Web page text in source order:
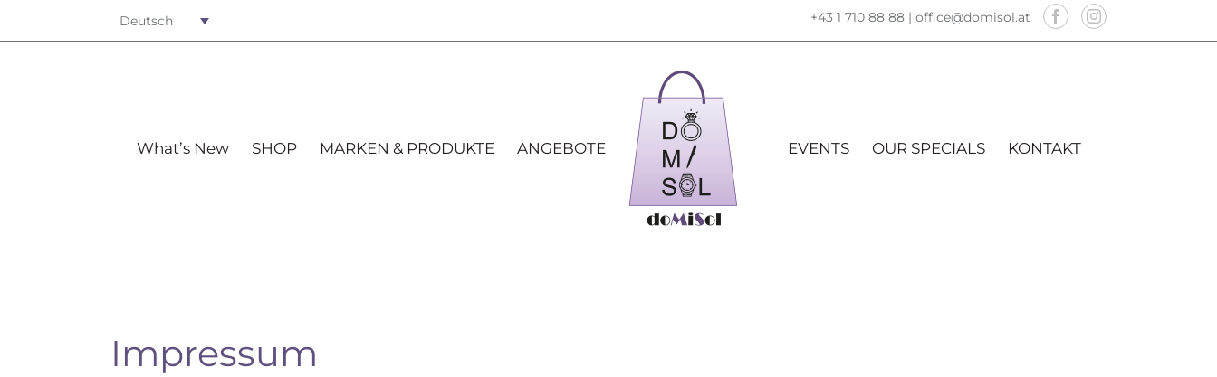
Deutsch +43 1 710 88 88 | office@domisol.at
What’s New SHOP MARKEN & PRODUKTE ANGEBOTE EVENTS OUR SPECIALS KONTAKT
Impressum